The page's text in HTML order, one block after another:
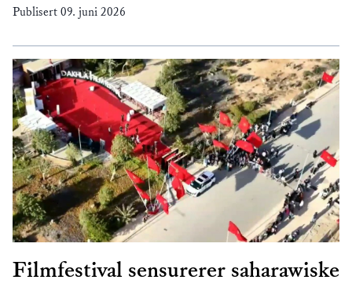
Publisert 09. juni 2026
Filmfestival sensurerer saharawiske